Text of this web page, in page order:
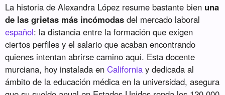
La historia de Alexandra López resume bastante bien una
de las grietas más incómodas del mercado laboral
español: la distancia entre la formación que exigen
ciertos perfiles y el salario que acaban encontrando
quienes intentan abrirse camino aquí. Esta docente
murciana, hoy instalada enCalifornia y dedicada al
ámbito de la educación médica en la universidad, asegura